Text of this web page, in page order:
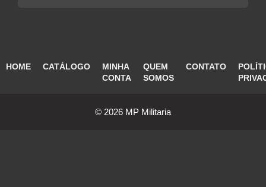
HOME CATÁLOGO
MINHA
CONTA
QUEM
SOMOS
CONTATO
© 2026 MP Militaria